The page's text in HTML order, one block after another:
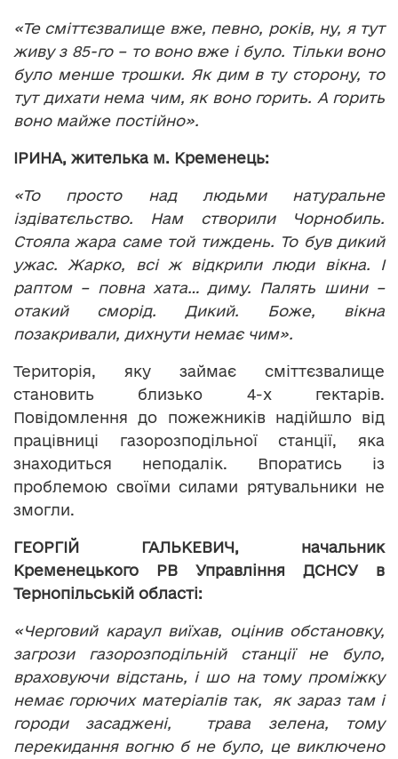
«Те сміттєзвалище вже, певно, років, ну, я тут
живу з 85-го – то воно вже і було. Тільки воно
було менше трошки. Як дим в ту сторону, то
тут дихати нема чим, як воно горить. А горить
воно майже постійно».
ІРИНА, жителька м. Кременець:
«То просто над людьми натуральне
іздіватєльство. Нам створили Чорнобиль.
Стояла жара саме той тиждень. То був дикий
ужас. Жарко, всі ж відкрили люди вікна. І
раптом – повна хата… диму. Палять шини –
отакий сморід. Дикий. Боже, вікна
позакривали, дихнути немає чим».
Територія, яку займає сміттєзвалище
становить близько 4-х гектарів.
Повідомлення до пожежників надійшло від
працівниці газорозподільної станції, яка
знаходиться неподалік. Впоратись із
проблемою своїми силами рятувальники не
змогли.
ГЕОРГІЙ ГАЛЬКЕВИЧ, начальник
Кременецького РВ Управління ДСНСУ в
Тернопільській області:
«Черговий караул виїхав, оцінив обстановку,
загрози газорозподільній станції не було,
враховуючи відстань, і шо на тому проміжку
немає горючих матеріалів так, як зараз там і
городи засаджені, трава зелена, тому
перекидання вогню б не було, це виключено